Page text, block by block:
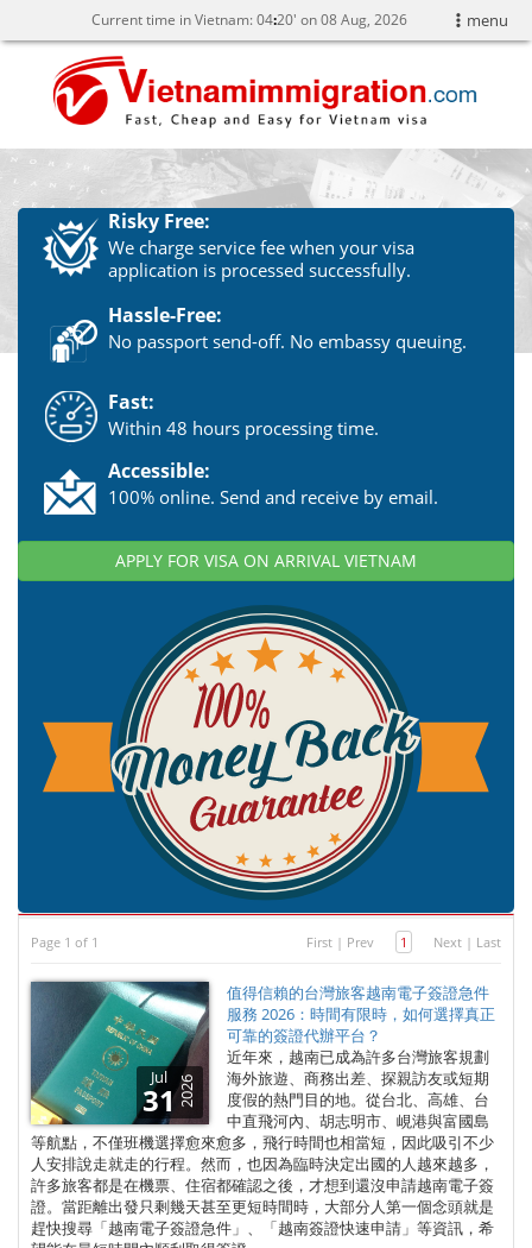
menu
Current time in Vietnam:0420' on 08 Aug, 2026
Risky Free:
We charge service fee when your visa
application is processed successfully.
Hassle-Free:
No passport send-off. No embassy queuing.
Fast:
Within 48 hours processing time.
Accessible:
100% online. Send and receive by email.
APPLY FOR VISA ON ARRIVAL VIETNAM
Page 1 of 1 First | Prev 1 Next | Last
Jul
312026
值得信賴的台灣旅客越南電子簽證急件
服務 2026：時間有限時，如何選擇真正
可靠的簽證代辦平台？
近年來，越南已成為許多台灣旅客規劃
海外旅遊、商務出差、探親訪友或短期
度假的熱門目的地。從台北、高雄、台
中直飛河內、胡志明市、峴港與富國島
等航點，不僅班機選擇愈來愈多，飛行時間也相當短，因此吸引不少
人安排說走就走的行程。然而，也因為臨時決定出國的人越來越多，
許多旅客都是在機票、住宿都確認之後，才想到還沒申請越南電子簽
證。當距離出發只剩幾天甚至更短時間時，大部分人第一個念頭就是
趕快搜尋「越南電子簽證急件」、「越南簽證快速申請」等資訊，希